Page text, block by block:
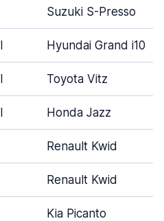
Suzuki S-Presso
Hyundai Grand i10
Toyota Vitz
Honda Jazz
Renault Kwid
Renault Kwid
Kia Picanto